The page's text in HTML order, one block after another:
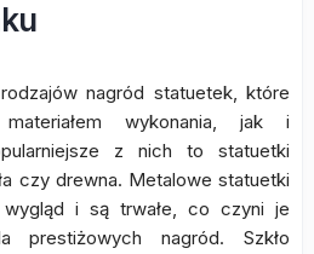
nagród statuetek, które
wykonania, jak i
z nich to statuetki
czy drewna. Metalowe statuetki
i są trwałe, co czyni je
prestiżowych nagród. Szkło